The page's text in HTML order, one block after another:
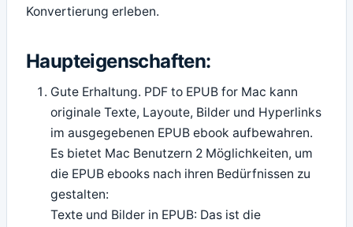
Konvertierung erleben.
Haupteigenschaften:
Gute Erhaltung. PDF to EPUB for Mac kann
originale Texte, Layoute, Bilder und Hyperlinks
im ausgegebenen EPUB ebook aufbewahren.
Es bietet Mac Benutzern 2 Möglichkeiten, um
die EPUB ebooks nach ihren Bedürfnissen zu
gestalten:
Texte und Bilder in EPUB: Das ist die